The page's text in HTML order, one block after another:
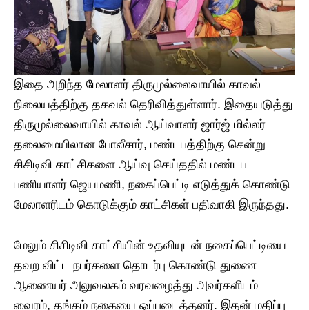
இதை அறிந்த மேலாளர் திருமுல்லைவாயில் காவல்
நிலையத்திற்கு தகவல் தெரிவித்துள்ளார். இதையடுத்து
திருமுல்லைவாயில் காவல் ஆய்வாளர் ஜார்ஜ் மில்லர்
தலைமையிலான போலீசார், மண்டபத்திற்கு சென்று
சிசிடிவி காட்சிகளை ஆய்வு செய்ததில் மண்டப
பணியாளர் ஜெயமணி, நகைப்பெட்டி எடுத்துக் கொண்டு
மேலாளரிடம் கொடுக்கும் காட்சிகள் பதிவாகி இருந்தது.
மேலும் சிசிடிவி காட்சியின் உதவியுடன் நகைப்பெட்டியை
தவற விட்ட நபர்களை தொடர்பு கொண்டு துணை
ஆணையர் அலுவலகம் வரவழைத்து அவர்களிடம்
வைரம், தங்கம் நகையை ஒப்படைத்தனர். இதன் மதிப்பு